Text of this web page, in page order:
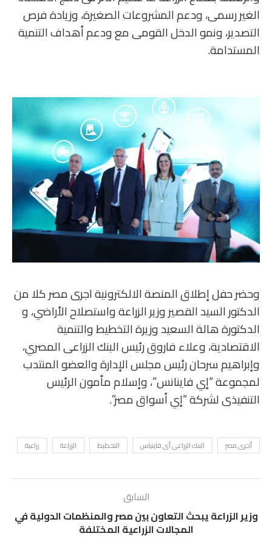
الغير رسمى، ودعم المشروعات الصغيرة، وزيادة فرص
التصدير، ونمو الدخل القومى مع ودعم أهداف التنمية
المستدامة.
وحضر حفل إطلاق المنصة الالكترونية اجرى مصر كلا من
الدكتور السيد القصير وزير الزراعة واستصلاح الأراضي، و
الدكتورة هالة السعيد وزيرة التخطيط والتنمية
الاقتصادية، وعلاء فاروق رئيس البنك الزراعى المصري،
وإبراهيم سرحان رئيس مجلس الإدارة والعضو المنتدب
لمجموعة “إي فاينانس”، وإسلام مأمون الرئيس
التنفيذى لشركة “إي أسواق مصر”.
أجرى مصر البنك الزراعى أى فاينياس التخطيط الزراعة زراعية
السابق
وزير الزراعة يبحث التعاون بين مصر والمنظمات الدولية في
المجالات الزراعية المختلفة